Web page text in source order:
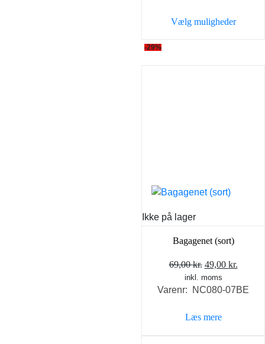
Vælg muligheder
-29%
Ikke på lager
Bagagenet (sort)
69,00kr. Den
oprindelige
pris
69,00 kr..
49,00 kr.
pris
inkl. moms
Varenr: NC080-07BE
Læs mere